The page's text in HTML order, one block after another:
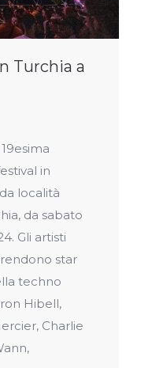
Turchia a
in
località
da sabato
Gli artisti
star
techno
Hibell,
Charlie